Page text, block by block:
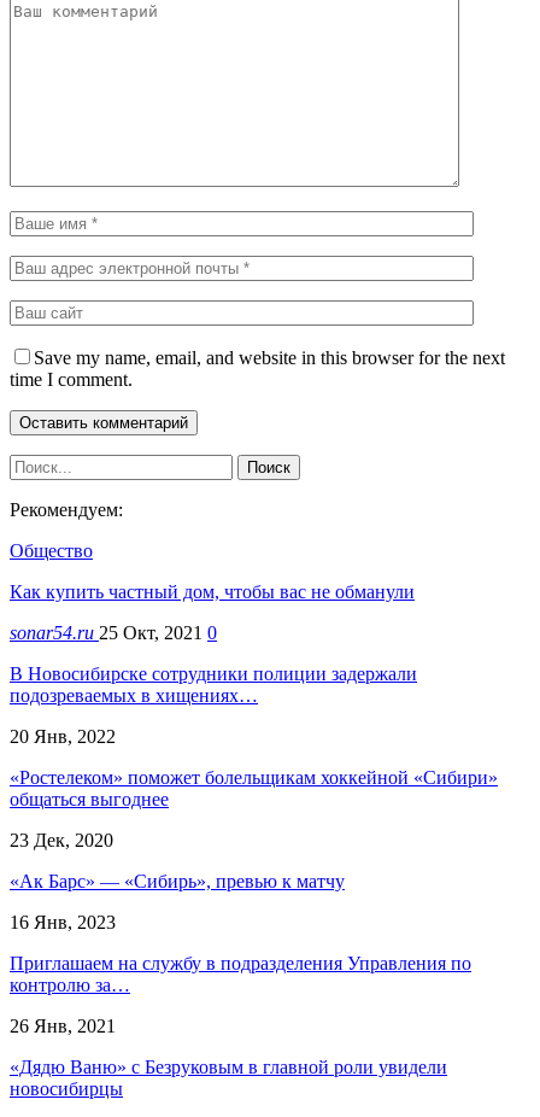
Save my name, email, and website in this browser for the next
time I comment.
Рекомендуем:
Общество
Как купить частный дом, чтобы вас не обманули
sonar54.ru 25 Окт, 2021 0
В Новосибирске сотрудники полиции задержали
подозреваемых в хищениях…
20 Янв, 2022
«Ростелеком» поможет болельщикам хоккейной «Сибири»
общаться выгоднее
23 Дек, 2020
«Ак Барс» — «Сибирь», превью к матчу
16 Янв, 2023
Приглашаем на службу в подразделения Управления по
контролю за…
26 Янв, 2021
«Дядю Ваню» с Безруковым в главной роли увидели
новосибирцы